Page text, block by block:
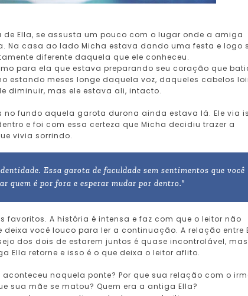
Ella, se assusta um pouco com o lugar onde a amiga
Na casa ao lado Micha estava dando uma festa e logo
diferente daquela que ele conheceu.
para ela que estava preparando seu coração que
estando meses longe daquela voz, daqueles cabelos
diminuir, mas ele estava ali, intacto.
fundo aquela garota durona ainda estava lá. Ele via
e foi com essa certeza que Micha decidiu trazer a
vivia sorrindo.
Essa garota de faculdade sem sentimentos que você
quem é por fora e esperar mudar por dentro."
favoritos. A história é intensa e faz com que o leitor não
você louco para ler a continuação. A relação entre
dos dois de estarem juntos é quase incontrolável, mas
Ella retorne e isso é o que deixa o leitor aflito.
naquela ponte? Por que sua relação com o
sua mãe se matou? Quem era a antiga Ella?